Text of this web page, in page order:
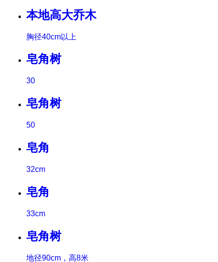
本地高大乔木
胸径40cm以上
皂角树
30
皂角树
50
皂角
32cm
皂角
33cm
皂角树
地径90cm，高8米